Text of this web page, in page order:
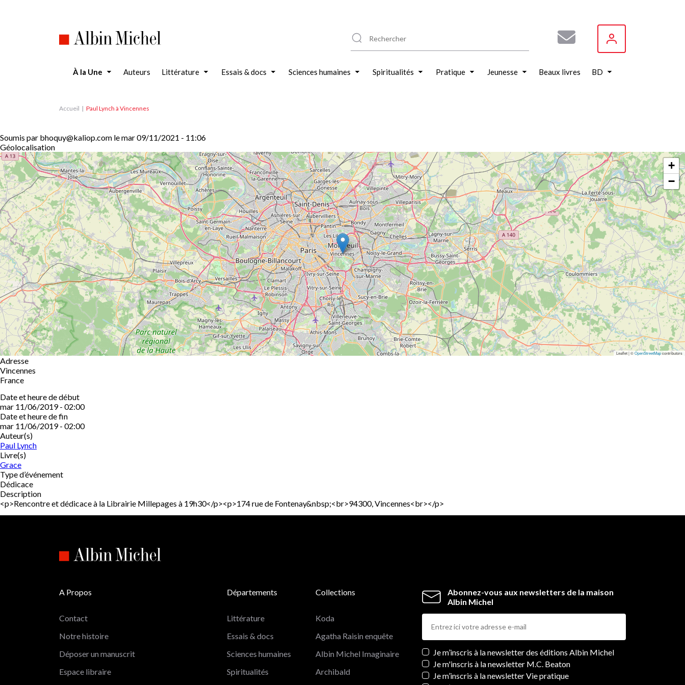
À la Une Auteurs Littérature Essais & docs Sciences humaines Spiritualités Pratique Jeunesse Beaux livres BD
Accueil Paul Lynch à Vincennes
Soumis par bhoquy@kaliop.com lemar 09/11/2021 - 11:06
Géolocalisation
+
−
Leaflet | ©OpenStreetMapcontributors
Adresse
Vincennes
France
Date et heure de début
mar 11/06/2019 - 02:00
Date et heure de fin
mar 11/06/2019 - 02:00
Auteur(s)
Paul Lynch
Livre(s)
Grace
Type d’événement
Dédicace
Description
<p>Rencontre et dédicace à la Librairie Millepages à 19h30</p><p>174 rue de Fontenay&nbsp;<br>94300, Vincennes<br></p>
Abonnez-vous aux newsletters de la maison
Albin Michel
Newsletters
Je m’inscris à la newsletter des éditions Albin Michel
Je m'inscris à la newsletter M.C. Beaton
Je m’inscris à la newsletter Vie pratique
A Propos
Contact
Notre histoire
Déposer un manuscrit
Espace libraire
Départements
Littérature
Essais & docs
Sciences humaines
Spiritualités
Collections
Koda
Agatha Raisin enquête
Albin Michel Imaginaire
Archibald